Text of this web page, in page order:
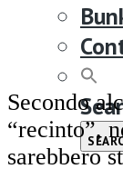
Secondo
“recinto”,
sarebbero